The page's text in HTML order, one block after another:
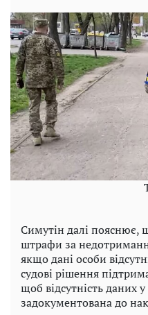
Симутін далі пояснює,
штрафи за
якщо дані особи
судові рішення
щоб відсутність даних
задокументована до